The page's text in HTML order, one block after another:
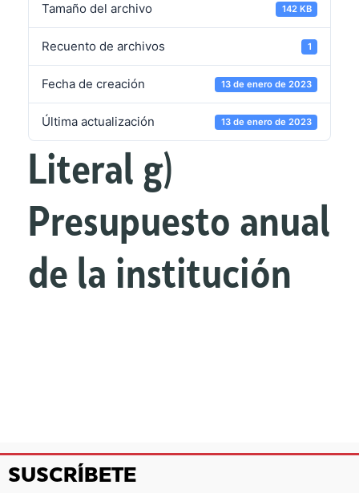
Tamaño del archivo 142 KB
Recuento de archivos 1
Fecha de creación 13 de enero de 2023
Última actualización 13 de enero de 2023
Literal g)
Presupuesto anual
de la institución
SUSCRÍBETE